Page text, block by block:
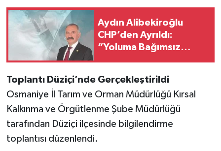
Aydın Alibekiroğlu
CHP’den Ayrıldı:
“Yoluma Bağımsız
Toplantı Düziçi’nde Gerçekleştirildi
Osmaniye İl Tarım ve Orman Müdürlüğü Kırsal
Kalkınma ve Örgütlenme Şube Müdürlüğü
tarafından Düziçi ilçesinde bilgilendirme
toplantısı düzenlendi.